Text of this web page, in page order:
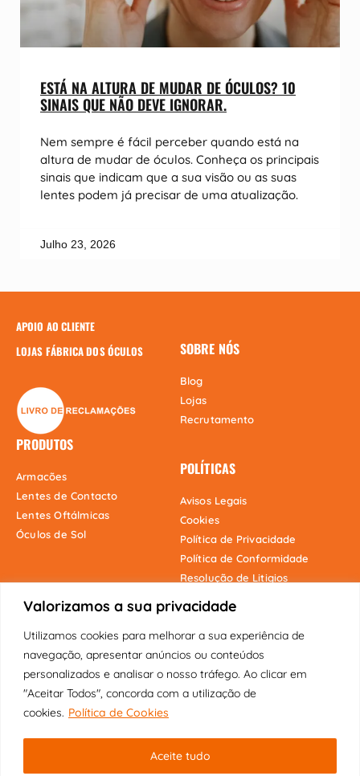
Valorizamos a sua privacidade
Utilizamos cookies para melhorar a sua experiência de
navegação, apresentar anúncios ou conteúdos
personalizados e analisar o nosso tráfego. Ao clicar em
"Aceitar Todos", concorda com a utilização de
cookies. Política de Cookies
Aceite tudo
ESTÁ NA ALTURA DE MUDAR DE ÓCULOS? 10
SINAIS QUE NÃO DEVE IGNORAR.
Nem sempre é fácil perceber quando está na
altura de mudar de óculos. Conheça os principais
sinais que indicam que a sua visão ou as suas
lentes podem já precisar de uma atualização.
Julho 23, 2026
APOIO AO CLIENTE
LOJAS FÁBRICA DOS ÓCULOS
SOBRE NÓS
Blog
Lojas
Recrutamento
PRODUTOS
Armacões
Lentes de Contacto
Lentes Oftálmicas
Óculos de Sol
POLÍTICAS
Avisos Legais
Cookies
Política de Privacidade
Política de Conformidade
Resolução de Litigios
Onde estamos
Original | Visão Pioneira Lda | Todos